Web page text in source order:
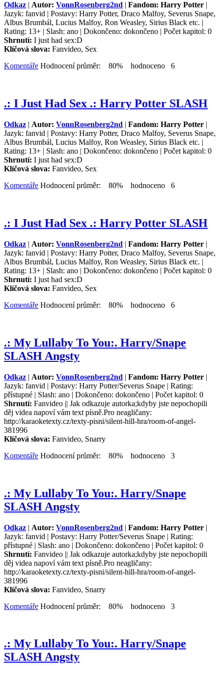
Odkaz | Autor: VonnRosenberg2nd | Fandom: Harry Potter |
Jazyk: fanvid | Postavy: Harry Potter, Draco Malfoy, Severus Snape,
Albus Brumbál, Lucius Malfoy, Ron Weasley, Sirius Black etc. |
Rating: 13+ | Slash: ano | Dokončeno: dokončeno | Počet kapitol: 0
Shrnutí: I just had sex:D
Klíčová slova: Fanvideo, Sex
Komentáře Hodnocení průměr: 80% hodnoceno 6
.: I Just Had Sex .: Harry Potter SLASH
Odkaz | Autor: VonnRosenberg2nd | Fandom: Harry Potter |
Jazyk: fanvid | Postavy: Harry Potter, Draco Malfoy, Severus Snape,
Albus Brumbál, Lucius Malfoy, Ron Weasley, Sirius Black etc. |
Rating: 13+ | Slash: ano | Dokončeno: dokončeno | Počet kapitol: 0
Shrnutí: I just had sex:D
Klíčová slova: Fanvideo, Sex
Komentáře Hodnocení průměr: 80% hodnoceno 6
.: I Just Had Sex .: Harry Potter SLASH
Odkaz | Autor: VonnRosenberg2nd | Fandom: Harry Potter |
Jazyk: fanvid | Postavy: Harry Potter, Draco Malfoy, Severus Snape,
Albus Brumbál, Lucius Malfoy, Ron Weasley, Sirius Black etc. |
Rating: 13+ | Slash: ano | Dokončeno: dokončeno | Počet kapitol: 0
Shrnutí: I just had sex:D
Klíčová slova: Fanvideo, Sex
Komentáře Hodnocení průměr: 80% hodnoceno 6
.: My Lullaby To You:. Harry/Snape
SLASH Angsty
Odkaz | Autor: VonnRosenberg2nd | Fandom: Harry Potter |
Jazyk: fanvid | Postavy: Harry Potter/Severus Snape | Rating:
přístupné | Slash: ano | Dokončeno: dokončeno | Počet kapitol: 0
Shrnutí: Fanvideo || Jak odkazuje autorka;kdyby jste nepochopili
děj videa napoví vám text písně.Pro neagličany:
http://karaoketexty.cz/texty-pisni/silent-hill-hra/room-of-angel-
381996
Klíčová slova: Fanvideo, Snarry
Komentáře Hodnocení průměr: 80% hodnoceno 3
.: My Lullaby To You:. Harry/Snape
SLASH Angsty
Odkaz | Autor: VonnRosenberg2nd | Fandom: Harry Potter |
Jazyk: fanvid | Postavy: Harry Potter/Severus Snape | Rating:
přístupné | Slash: ano | Dokončeno: dokončeno | Počet kapitol: 0
Shrnutí: Fanvideo || Jak odkazuje autorka;kdyby jste nepochopili
děj videa napoví vám text písně.Pro neagličany:
http://karaoketexty.cz/texty-pisni/silent-hill-hra/room-of-angel-
381996
Klíčová slova: Fanvideo, Snarry
Komentáře Hodnocení průměr: 80% hodnoceno 3
.: My Lullaby To You:. Harry/Snape
SLASH Angsty